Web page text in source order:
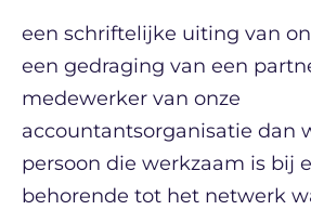
een schriftelijke uiting van
een gedraging van een
medewerker van onze
accountantsorganisatie dan
persoon die werkzaam is bij
behorende tot het netwerk